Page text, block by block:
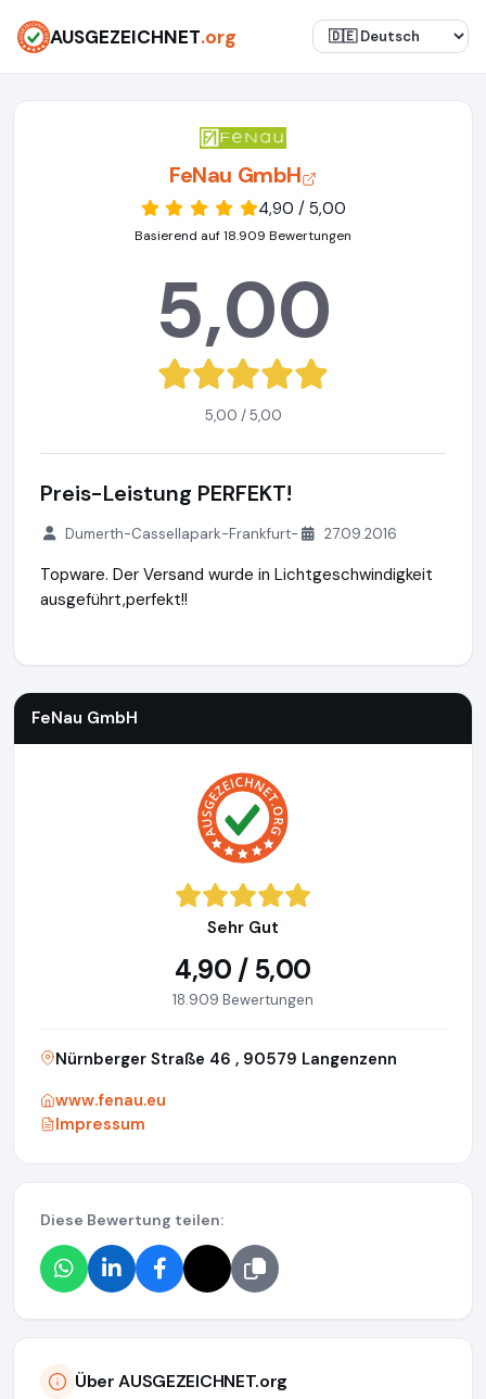
AUSGEZEICHNET.org
FeNau GmbH
4,90 / 5,00
Basierend auf 18.909 Bewertungen
5,00
5,00 / 5,00
Preis-Leistung PERFEKT!
Dumerth-Cassellapark-Frankfurt- 27.09.2016
Topware. Der Versand wurde in Lichtgeschwindigkeit
ausgeführt,perfekt!!
FeNau GmbH
Sehr Gut
4,90 / 5,00
18.909 Bewertungen
Nürnberger Straße 46 , 90579 Langenzenn
www.fenau.eu
Impressum
Diese Bewertung teilen:
Über AUSGEZEICHNET.org